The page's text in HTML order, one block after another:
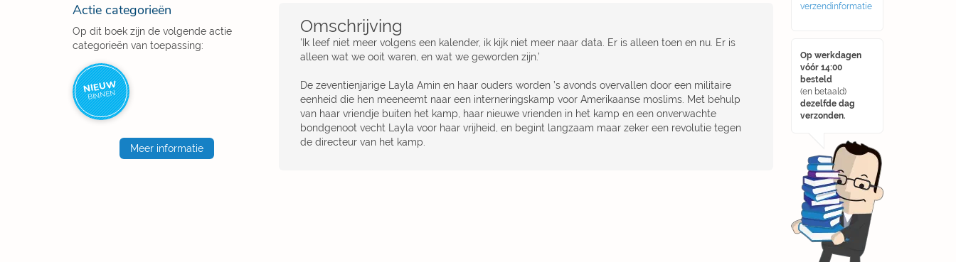
Actie categorieën
Op dit boek zijn de volgende actie
categorieën van toepassing:
NIEUW
BINNEN
Meer informatie
verzendinformatie
Op werkdagen
vóór 14:00
besteld
(en betaald)
dezelfde dag
verzonden.
Omschrijving
'Ik leef niet meer volgens een kalender, ik kijk niet meer naar data. Er is alleen toen en nu. Er is
alleen wat we ooit waren, en wat we geworden zijn.’
De zeventienjarige Layla Amin en haar ouders worden ’s avonds overvallen door een militaire
eenheid die hen meeneemt naar een interneringskamp voor Amerikaanse moslims. Met behulp
van haar vriendje buiten het kamp, haar nieuwe vrienden in het kamp en een onverwachte
bondgenoot vecht Layla voor haar vrijheid, en begint langzaam maar zeker een revolutie tegen
de directeur van het kamp.